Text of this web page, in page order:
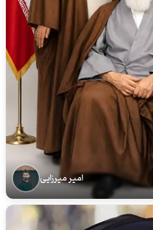
امیر میرزایی